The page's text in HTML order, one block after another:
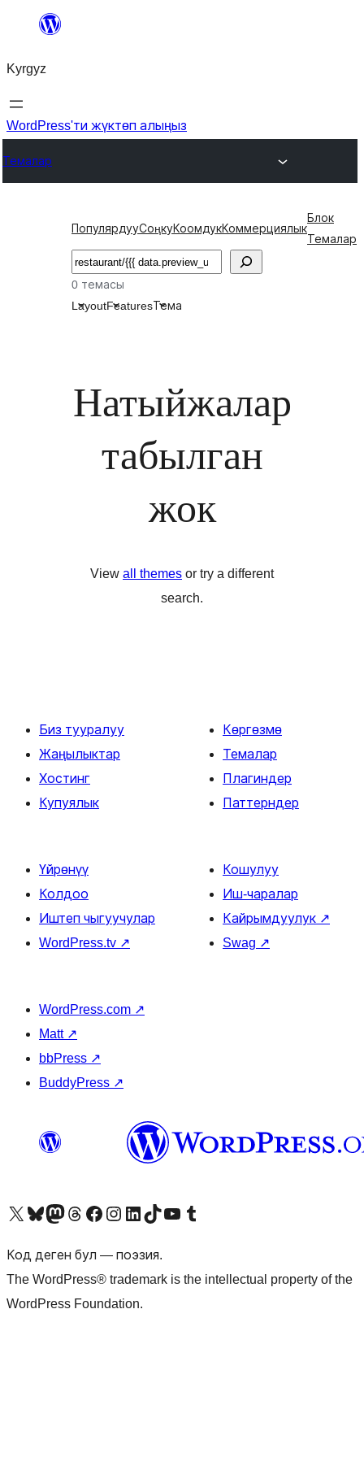
Мазмунга
Kyrgyz
WordPress'ти жүктөп алыңыз
Темалар
ПопулярдууСоңкуКоомдукКоммерциялык
Блок
Темалар
Издөө
0 темасы
LayoutFeaturesТема
Натыйжалар
табылган
жок
View all themes or try a different
search.
Биз тууралуу
Жаңылыктар
Хостинг
Купуялык
Көргөзмө
Темалар
Плагиндер
Паттерндер
Үйрөнүү
Колдоо
Иштеп чыгуучулар
WordPress.tv ↗
Кошулуу
Иш-чаралар
Кайрымдуулук ↗
Swag ↗
WordPress.com ↗
Matt ↗
bbPress ↗
BuddyPress ↗
Visit our X (formerly Twitter) account
Visit our Bluesky account
Биздин Mastodon түрмөгүбүзгө баш багыңыз
Visit our Threads account
Биздин Facebook баракчабызга кириңиз
Биздин Instagram баракчабызга баш багыңыз
Биздин LinkedIn баракчабызга баш багыңыз
Visit our TikTok account
Visit our YouTube channel
Visit our Tumblr account
Код деген бул — поэзия.
The WordPress® trademark is the intellectual property of the
WordPress Foundation.